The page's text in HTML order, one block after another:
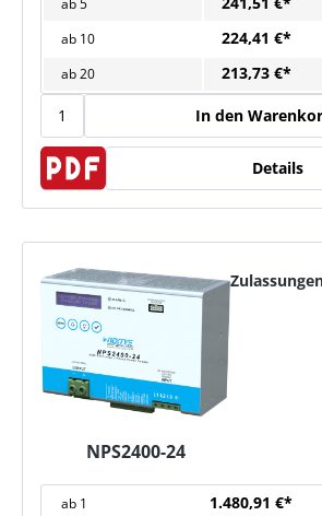
ab 10 224,41 €*
ab20 213,73 €*
In den
Details
NPS2400-24
ab 1 1.480,91 €*